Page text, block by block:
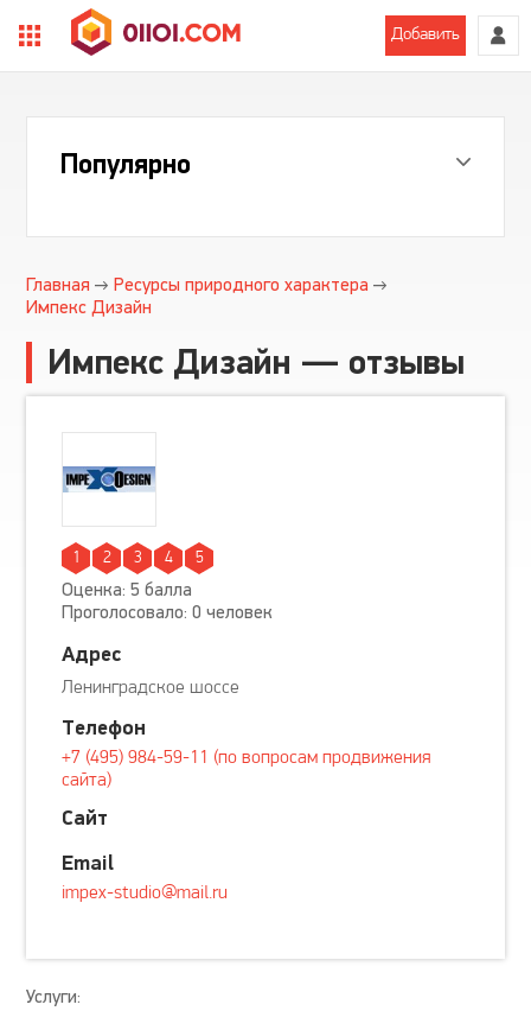
Добавить
Популярно
Главная
Ресурсы природного характера
Импекс Дизайн
Импекс Дизайн — отзывы
1 2 3 4 5
Оценка: 5 балла
Проголосовало: 0 человек
Адрес
Ленинградское шоссе
Телефон
+7 (495) 984-59-11 (по вопросам продвижения
сайта)
Сайт
Email
impex-studio@mail.ru
Услуги: